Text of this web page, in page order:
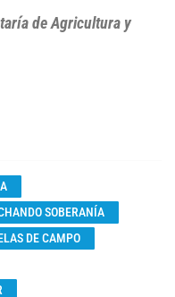
de Agricultura y
SOBERANÍA
DE CAMPO